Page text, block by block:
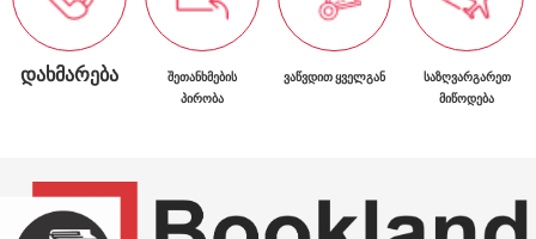
ᲓᲐᲮᲛᲐᲠᲔᲑᲐ
ᲨᲔᲗᲐᲜᲮᲛᲔᲑᲘᲡ
ᲞᲘᲠᲝᲑᲐ
ᲕᲐᲬᲕᲓᲘᲗ ᲧᲕᲔᲚᲒᲐᲜ
ᲡᲐᲖᲦᲕᲐᲠᲒᲐᲠᲔᲗ
ᲛᲘᲬᲝᲓᲔᲑᲐ